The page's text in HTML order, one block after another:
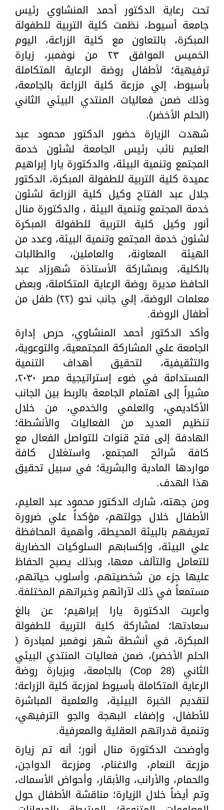
تحت رعاية الدكتور أحمد المنشاوي رئيس
جامعة أسيوط، نظمت كلية التربية للطفولة
المبكرة، بالتعاون مع كلية الزراعة، اليوم
الخميس الموافق ٢٣ من نوفمبر، زيارة
ترفيهية؛ لأطفال روضة الرعاية المتكاملة
بأسيوط، إلي مزرعة كلية الزراعة بالجامعة،
وذلك ضمن فعاليات المنتدي البيئي الثاني
(الحلم الأخضر).
شهدت الزيارة حضور الدكتور محمود عبد
العليم نائب رئيس الجامعة لشئون خدمة
المجتمع وتنمية البيئة، والدكتورة يارا إبراهيم
عميدة كلية التربية للطفولة المبكرة، الدكتور
جلال عبد الفتاح وكيل كلية الزراعة لشئون
خدمة المجتمع وتنمية البيئة ، والدكتورة منال
أنور وكيل كلية التربية للطفولة المبكرة
لشئون خدمة المجتمع وتنمية البيئة، وعدد من
الهيئة المعاونة، والعاملين، والطالبات
بالكلية، وبمشاركة الأستاذة شهرزاد عبد
الحافظ مديرة روضة الرعاية المتكاملة، وبعض
معلمات الروضة، إلي جانب نحو (٢٢) طفل من
أطفال الروضة.
وأكد الدكتور أحمد المنشاوي، حرص إدارة
الجامعة علي المشاركة المجتمعية، والتوعوية،
والتثقيفية، لتحقيق أهداف التنمية
المستدامة في ضوء إستراتيجية مصر ٢٠٣٠،
مشيراً إلى اهتمام الجامعة بالربط بين الجانب
الأكاديمي، والعلمي والخدمي، من خلال
تنظيم العديد من الفعاليات والأنشطة؛
الهادفة إلى فتح قنوات للتواصل الفعال مع
كافة شرائح المجتمع، واستغلال كافة
مواردها المادية والبشرية؛ في سبيل تحقيق
هذا الهدف.
ومن جهته، شارك الدكتور محمود عبد العليم،
الأطفال خلال جولتهم، مؤكداً علي ضرورة
تعريفهم بالبيئة المحيطة، وأهمية المحافظة
علي البيئة، وإكسابهم السلوكيات الحضارية
للتعامل والتآلف معها، وبذلك يصبح الحفاظ
عليها جزء من شخصيتهم، وأسلوب حياتهم،
مستمعاً في ذلك لآرائهم وخبراتهم المختلفة.
وأعربت الدكتورة يارا إبراهيم؛ عن بالغ
سعادتها؛ لمشاركة كلية التربية للطفولة
المبكرة، في أنشطة شهر نوفمبر لمبادرة (
الحلم الأخضر)، ضمن فعاليات المنتدي البيئي
الثاني (Cop 28) بالجامعة، وبزيارة روضة
الرعاية المتكاملة بأسيوط لمزرعة كلية الزراعة؛
لتقديم الخبرة البيئية، والعلمية المباشرة
للأطفال، وإضفاء البهجة والجو الترفيهي،
وتنمية قدراتهم العقلية والمعرفية.
وأوضحت الدكتورة منال أنور؛ أنه تم زيارة
مزرعة النعام، والاغنام، ومزرعة الدواجن،
والحمام، والأرانب، والأبقار، وأحواض الأسماك،
وتم أيضاً خلال الزيارة؛ مناقشة الأطفال حول